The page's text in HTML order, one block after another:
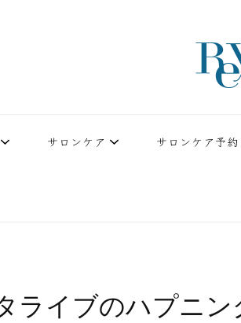
サロンケア サロンケア予約
ライブのハプニ